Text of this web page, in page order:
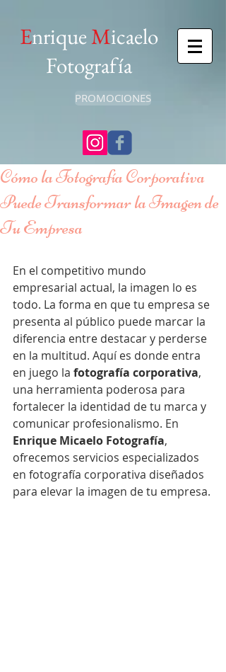
EnriqueMicaelo
Fotografía
PROMOCIONES
Cómo la Fotografía Corporativa
Puede Transformar la Imagen de
Tu Empresa
En el competitivo mundo
empresarial actual, la imagen lo es
todo. La forma en que tu empresa se
presenta al público puede marcar la
diferencia entre destacar y perderse
en la multitud. Aquí es donde entra
en juego la fotografía corporativa,
una herramienta poderosa para
fortalecer la identidad de tu marca y
comunicar profesionalismo. En
Enrique Micaelo Fotografía,
ofrecemos servicios especializados
en fotografía corporativa diseñados
para elevar la imagen de tu empresa.